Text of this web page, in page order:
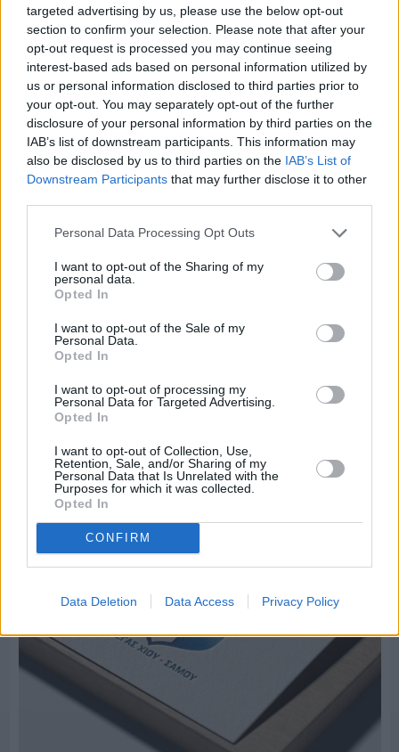
targeted advertising by us, please use the below opt-out
section to confirm your selection. Please note that after your
opt-out request is processed you may continue seeing
interest-based ads based on personal information utilized by
us or personal information disclosed to third parties prior to
your opt-out. You may separately opt-out of the further
disclosure of your personal information by third parties on the
IAB’s list of downstream participants. This information may
also be disclosed by us to third parties on the IAB’s List of
Downstream Participants that may further disclose it to other
Personal Data Processing Opt Outs
I want to opt-out of the Sharing of my
personal data.
Opted In
I want to opt-out of the Sale of my
Personal Data.
Opted In
I want to opt-out of processing my
Personal Data for Targeted Advertising.
Opted In
I want to opt-out of Collection, Use,
Retention, Sale, and/or Sharing of my
Personal Data that Is Unrelated with the
Purposes for which it was collected.
Opted In
CONFIRM
Data Deletion Data Access Privacy Policy
Πριν 6 ημέρες
Ο καιρός στη Χίο, σήμερα 3 Αυγούστου 2026
Διαφήμιση
Πριν 9 ημέρες
ομάδα του «Πολίτη»